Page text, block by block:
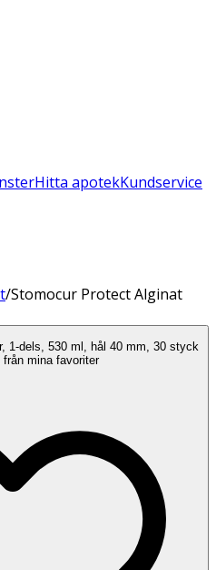
Hitta apotekKundservice
/Stomocur Protect Alginat
1-dels, 530 ml, hål 40 mm, 30 styck
från mina favoriter